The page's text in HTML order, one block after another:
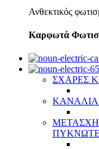
Ανθεκτικός
Καρφωτά
ΣΧΑΡΕΣ